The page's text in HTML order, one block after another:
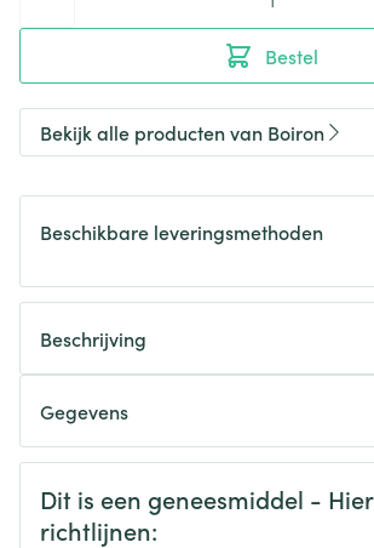
Bestel
Bekijk alle producten van Boiron
Beschikbare leveringsmethoden
Beschrijving
Gegevens
CNK
3105137
Organisaties
Veiligheidsinformatie
Dit is een geneesmiddel -
richtlijnen: